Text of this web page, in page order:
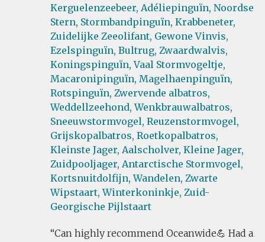
Kerguelenzeebeer, Adéliepinguïn, Noordse
Stern, Stormbandpinguïn, Krabbeneter,
Zuidelijke Zeeolifant, Gewone Vinvis,
Ezelspinguïn, Bultrug, Zwaardwalvis,
Koningspinguïn, Vaal Stormvogeltje,
Macaronipinguïn, Magelhaenpinguïn,
Rotspinguïn, Zwervende albatros,
Weddellzeehond, Wenkbrauwalbatros,
Sneeuwstormvogel, Reuzenstormvogel,
Grijskopalbatros, Roetkopalbatros,
Kleinste Jager, Aalscholver, Kleine Jager,
Zuidpooljager, Antarctische Stormvogel,
Kortsnuitdolfijn, Wandelen, Zwarte
Wipstaart, Winterkoninkje, Zuid-
Georgische Pijlstaart
Can highly recommend Oceanwide💪 Had a